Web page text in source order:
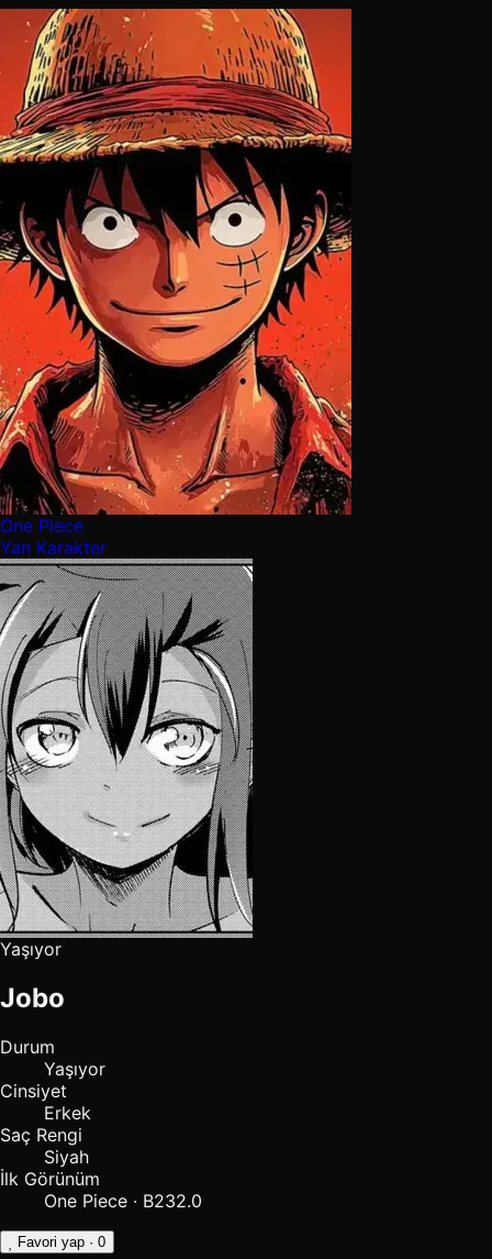
One Piece
Yan Karakter
Yaşıyor
Jobo
Durum
Yaşıyor
Cinsiyet
Erkek
Saç Rengi
Siyah
İlk Görünüm
One Piece · B232.0
Favori yap · 0